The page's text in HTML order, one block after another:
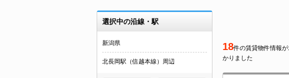
選択中の沿線・駅
新潟県
北長岡駅（信越本線）周辺
18件の賃貸物件情報
かりました